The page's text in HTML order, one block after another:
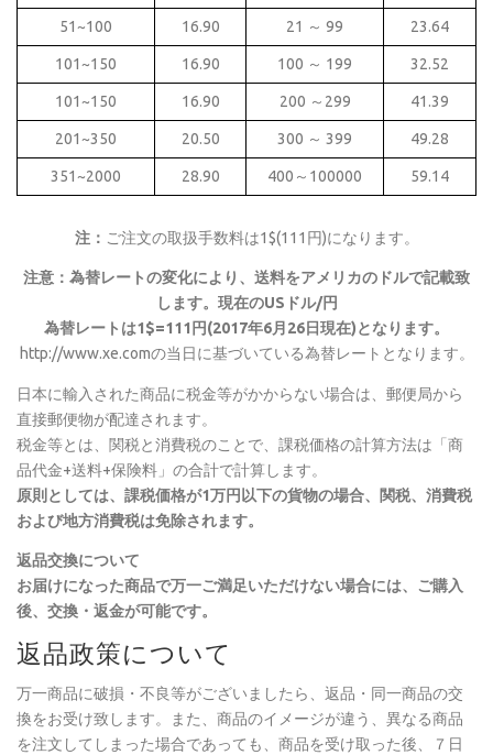
51~100 16.90 21 ～ 99 23.64
101~150 16.90 100 ～ 199 32.52
101~150 16.90 200 ～299 41.39
201~350 20.50 300 ～ 399 49.28
351~2000 28.90 400～100000 59.14
注： ご注文の取扱手数料は1$(111円)になります。
注意：為替レートの変化により、送料をアメリカのドルで記載致
します。現在のUSドル/円
為替レートは1$=111円(2017年6月26日現在)となります。
http://www.xe.comの当日に基づいている為替レートとなります。
日本に輸入された商品に税金等がかからない場合は、郵便局から
直接郵便物が配達されます。
税金等とは、関税と消費税のことで、課税価格の計算方法は「商
品代金+送料+保険料」の合計で計算します。
原則としては、課税価格が1万円以下の貨物の場合、関税、消費税
および地方消費税は免除されます。
返品交換について
お届けになった商品で万一ご満足いただけない場合には、ご購入
後、交換・返金が可能です。
返品政策について
万一商品に破損・不良等がございましたら、返品・同一商品の交
換をお受け致します。また、商品のイメージが違う、異なる商品
を注文してしまった場合であっても、商品を受け取った後、７日